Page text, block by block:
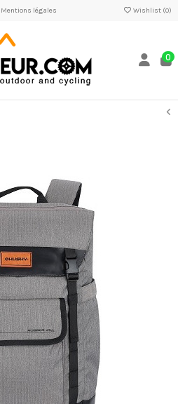
Mentions légales Wishlist (0)
0